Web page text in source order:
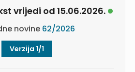
vrijedi od 15.06.2026.
novine 62/2026
Verzija 1/1